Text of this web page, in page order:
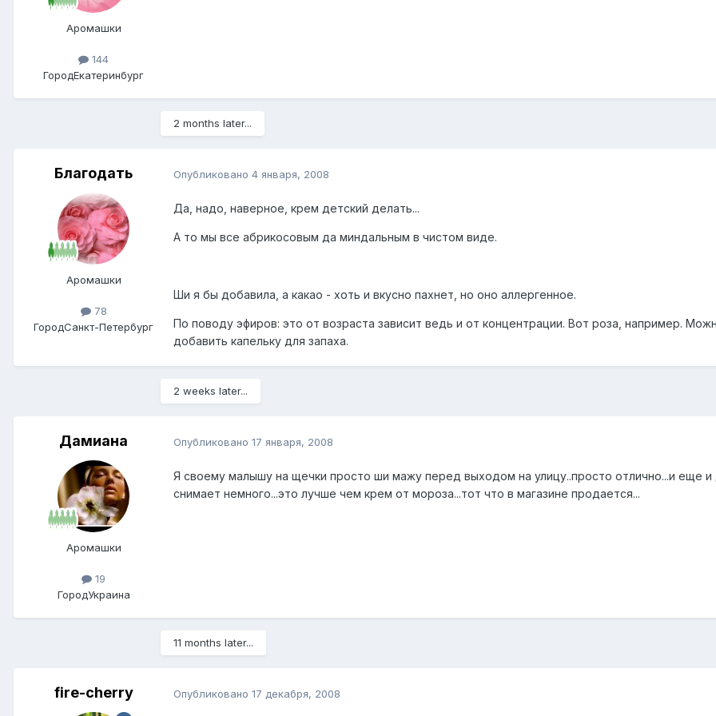
Аромашки
144
ГородЕкатеринбург
2 months later...
Благодать
Аромашки
78
ГородСанкт-Петербург
Опубликовано 4 января, 2008
Да, надо, наверное, крем детский делать...
А то мы все абрикосовым да миндальным в чистом виде.
Ши я бы добавила, а какао - хоть и вкусно пахнет, но оно аллергенное.
По поводу эфиров: это от возраста зависит ведь и от концентрации. Вот роза, например.
добавить капельку для запаха.
2 weeks later...
Дамиана
Аромашки
19
ГородУкраина
Опубликовано 17 января, 2008
Я своему малышу на щечки просто ши мажу перед выходом на улицу..просто отлично...и еще и
снимает немного...это лучше чем крем от мороза...тот что в магазине продается...
11 months later...
fire-cherry Опубликовано 17 декабря, 2008